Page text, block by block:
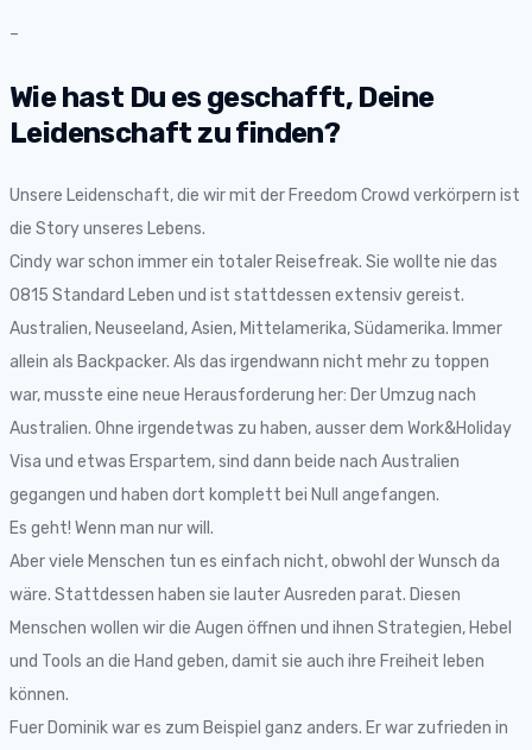
–
Wie hast Du es geschafft, Deine
Leidenschaft zu finden?
Unsere Leidenschaft, die wir mit der Freedom Crowd verkörpern ist
die Story unseres Lebens.
Cindy war schon immer ein totaler Reisefreak. Sie wollte nie das
0815 Standard Leben und ist stattdessen extensiv gereist.
Australien, Neuseeland, Asien, Mittelamerika, Südamerika. Immer
allein als Backpacker. Als das irgendwann nicht mehr zu toppen
war, musste eine neue Herausforderung her: Der Umzug nach
Australien. Ohne irgendetwas zu haben, ausser dem Work&Holiday
Visa und etwas Erspartem, sind dann beide nach Australien
gegangen und haben dort komplett bei Null angefangen.
Es geht! Wenn man nur will.
Aber viele Menschen tun es einfach nicht, obwohl der Wunsch da
wäre. Stattdessen haben sie lauter Ausreden parat. Diesen
Menschen wollen wir die Augen öffnen und ihnen Strategien, Hebel
und Tools an die Hand geben, damit sie auch ihre Freiheit leben
können.
Fuer Dominik war es zum Beispiel ganz anders. Er war zufrieden in